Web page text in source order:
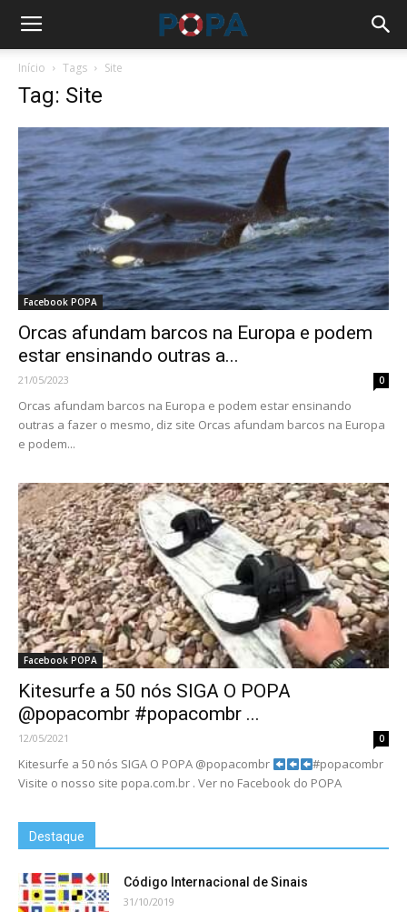
Início Tags Site
Tag: Site
Facebook POPA
Orcas afundam barcos na Europa e podem
estar ensinando outras a...
21/05/2023 0
Orcas afundam barcos na Europa e podem estar ensinando
outras a fazer o mesmo, diz site Orcas afundam barcos na Europa
e podem...
Facebook POPA
Kitesurfe a 50 nós SIGA O POPA
@popacombr #popacombr ...
12/05/2021 0
Kitesurfe a 50 nós SIGA O POPA @popacombr
#popacombr
Visite o nosso site popa.com.br . Ver no Facebook do POPA
Destaque
Código Internacional de Sinais
31/10/2019